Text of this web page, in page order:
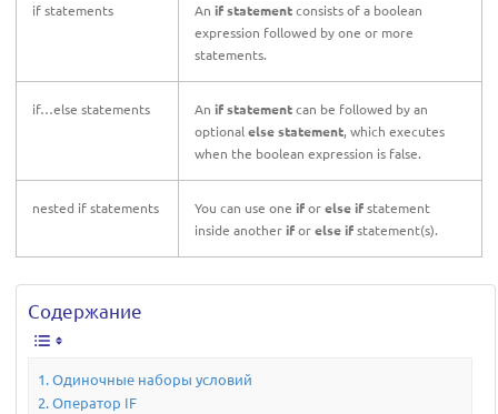
if statements An if statementconsists of a boolean
expression followed by one or more
statements.
if…else statements An if statementcan be followed by an
optionalelse statement, which executes
when the boolean expression is false.
nested if statements You can use one iforelse ifstatement
inside anotheriforelse ifstatement(s).
Содержание
Одиночные наборы условий
Оператор IF